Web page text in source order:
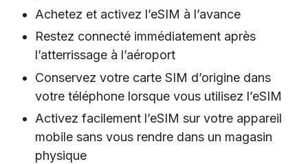
Achetez et activez l’eSIM à l’avance
Restez connecté immédiatement après
l’atterrissage à l’aéroport
Conservez votre carte SIM d’origine dans
votre téléphone lorsque vous utilisez l’eSIM
Activez facilement l’eSIM sur votre appareil
mobile sans vous rendre dans un magasin
physique